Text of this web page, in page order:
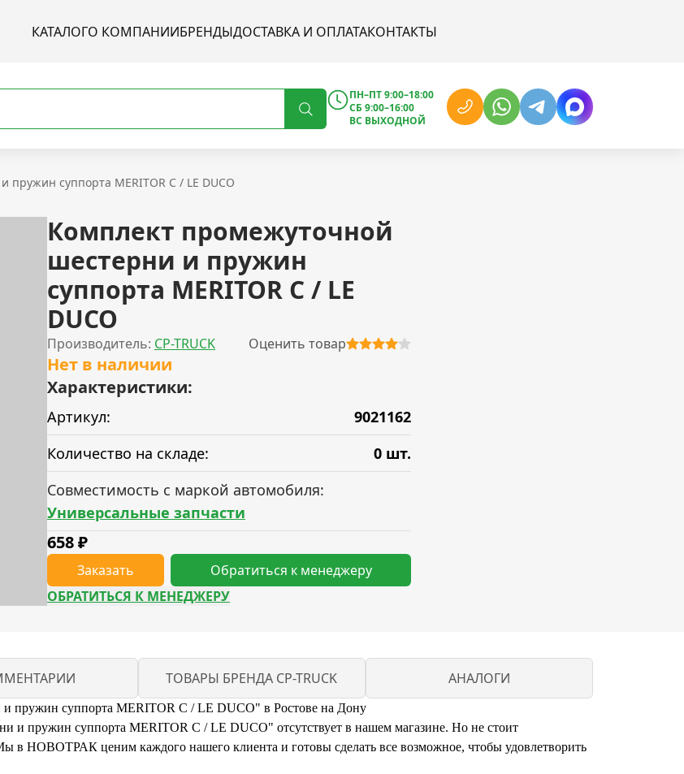
КАТАЛОГО КОМПАНИИБРЕНДЫДОСТАВКА И ОПЛАТАКОНТАКТЫ
ПН–ПТ 9:00–18:00
СБ 9:00–16:00
ВС ВЫХОДНОЙ
суппорта MERITOR C / LE DUCO
Комплект промежуточной
шестерни и пружин
суппорта MERITOR C / LE
DUCO
Производитель: CP-TRUCK Оценить товар
Нет в наличии
Характеристики:
Артикул:
9021162
Количество на складе:
0 шт.
Совместимость с маркой автомобиля:
Универсальные запчасти
658₽
Заказать
Обратиться к менеджеру
ОБРАТИТЬСЯ К МЕНЕДЖЕРУ
ТОВАРЫ БРЕНДА CP-TRUCK АНАЛОГИ
пружин суппорта MERITOR C / LE DUCO" в Ростове на Дону
и пружин суппорта MERITOR C / LE DUCO" отсутствует в нашем магазине. Но не стоит
Мы в НОВОТРАК ценим каждого нашего клиента и готовы сделать все возможное, чтобы удовлетворить